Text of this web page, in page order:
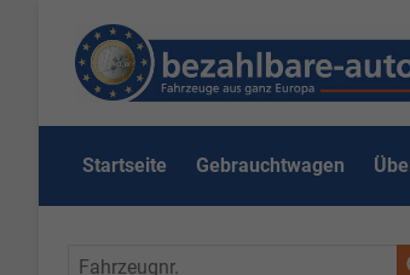
Startseite Gebrauchtwagen
Fahrzeugnr.